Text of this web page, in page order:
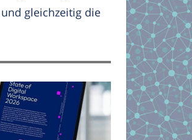
gleichzeitig die